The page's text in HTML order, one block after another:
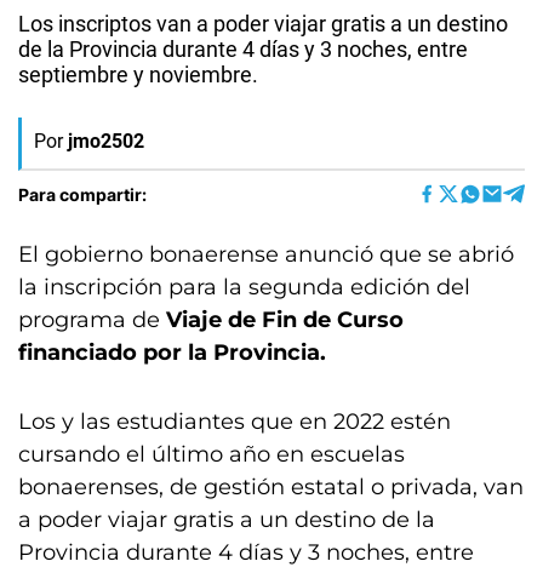
Los inscriptos van a poder viajar gratis a un destino
de la Provincia durante 4 días y 3 noches, entre
septiembre y noviembre.
Por jmo2502
Para compartir:
El gobierno bonaerense anunció que se abrió
la inscripción para la segunda edición del
programa de Viaje de Fin de Curso
financiado por la Provincia.
Los y las estudiantes que en 2022 estén
cursando el último año en escuelas
bonaerenses, de gestión estatal o privada, van
a poder viajar gratis a un destino de la
Provincia durante 4 días y 3 noches, entre